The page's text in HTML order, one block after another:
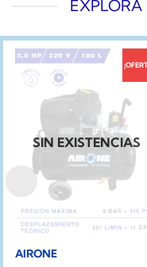
SIN EXISTENCIAS
AIRONE